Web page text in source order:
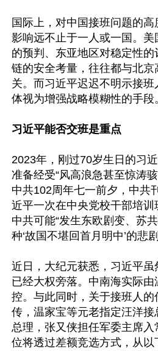
国际上，对中国接班问题的
影响远不止于一人或一国。
的预判、东亚地区对稳定性
链的安全考量，往往都与北京
关。而习近平迟迟不明示接
体视为增强战略模糊性的手段
习近平能否交班是重点
2023年，刚过70岁生日的习
准备经受“风高浪急甚至惊涛
中共102周年七一前夕，中共
近平一次在中央党校干部培
中共可能“发生东欧剧变、苏
种‘故国不堪回首月明中’的悲剧
近日，大纪元获悉，习近平
已经大权旁落。中南海实际
控。与此同时，关于接班人
传，温家宝等元老指定汪洋
总理，张又侠担任军委主席
位将透过差额竞选方式，从